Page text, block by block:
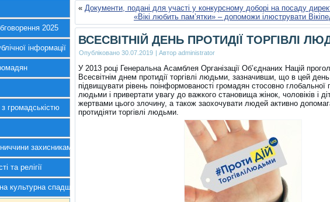
2025
інформації
з громадськістю
захисникам України
та релігії
культурна спадщина
« Документи, подані для участі у конкурсному доборі на посаду
«Вікі любить пам’ятки» – допоможи ілюструвати
ВСЕСВІТНІЙ ДЕНЬ ПРОТИДІЇ ТОРГІВЛІ
Опубліковано 30.07.2019 | Автор administrator
У 2013 році Генеральна Асамблея Організації Об’єднаних Націй
Всесвітнім днем протидії торгівлі людьми, зазначивши, що в цей
підвищувати рівень поінформованості громадян стосовно глобальної
людьми і привертати увагу до важкого становища жінок, чоловіків і
жертвами цього злочину, а також заохочувати людей активно
протидіяти торгівлі людьми.